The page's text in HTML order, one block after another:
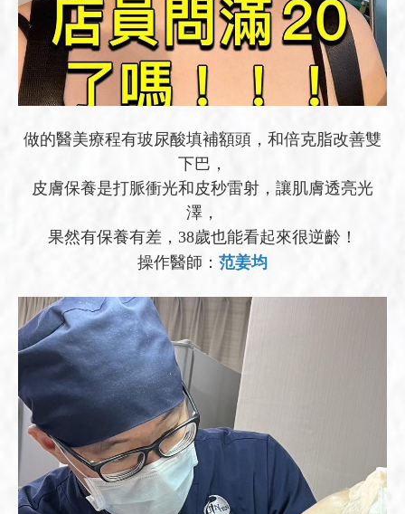
做的醫美療程有玻尿酸填補額頭，和倍克脂改善雙
下巴，
皮膚保養是打脈衝光和皮秒雷射，讓肌膚透亮光
澤，
果然有保養有差，38歲也能看起來很逆齡！
操作醫師： 范姜均